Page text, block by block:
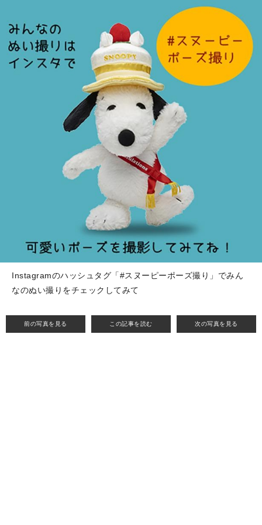
前の写真を見る この記事を読む 次の写真を見る
Instagramのハッシュタグ「#スヌーピーポーズ撮り」でみん
なのぬい撮りをチェックしてみて